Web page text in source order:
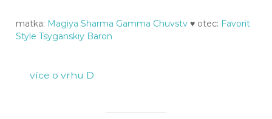
matka: Magiya Sharma Gamma Chuvstv ♥ otec: Favorit
Style Tsyganskiy Baron
více o vrhu D